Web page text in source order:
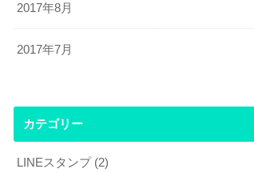
2017年8月
2017年7月
カテゴリー
LINEスタンプ (2)